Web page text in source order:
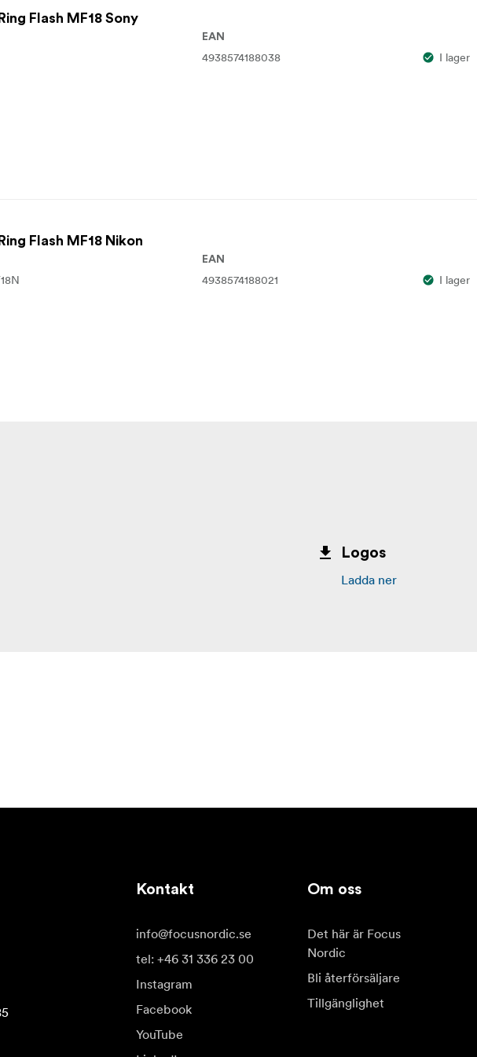
Flash MF18 Sony
EAN
4938574188038 I lager
Flash MF18 Nikon
EAN
4938574188021 I lager
Logos
Ladda ner
Kontakt
info@focusnordic.se
tel: +46 31 336 23 00
Instagram
Facebook
YouTube
Om oss
Det här är Focus
Nordic
Bli återförsäljare
Tillgänglighet